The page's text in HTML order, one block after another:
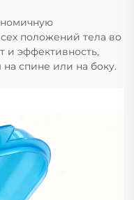
положений тела во
и эффективность,
спине или на боку.